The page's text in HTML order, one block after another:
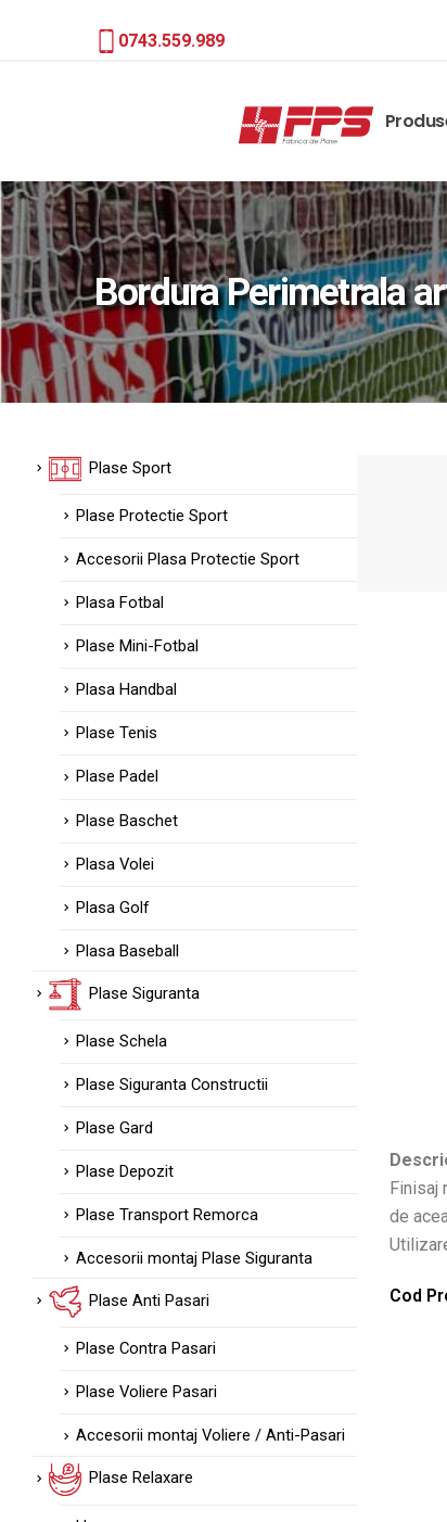
0743.559.989
Bordura Perimetrala
Finisaj
de
Cod
Plase Sport
Plase Protectie Sport
Accesorii Plasa Protectie Sport
Plasa Fotbal
Plase Mini-Fotbal
Plasa Handbal
Plase Tenis
Plase Padel
Plase Baschet
Plasa Volei
Plasa Golf
Plasa Baseball
Plase Siguranta
Plase Schela
Plase Siguranta Constructii
Plase Gard
Plase Depozit
Plase Transport Remorca
Accesorii montaj Plase Siguranta
Plase Anti Pasari
Plase Contra Pasari
Plase Voliere Pasari
Accesorii montaj Voliere / Anti-Pasari
Plase Relaxare